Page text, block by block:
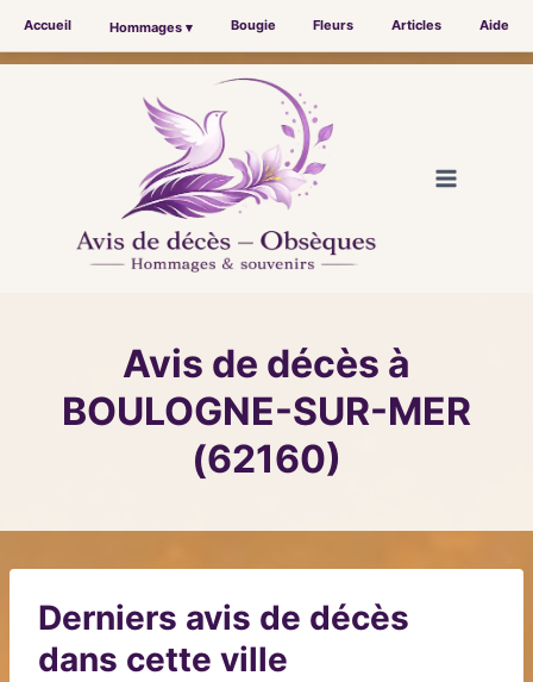
Accueil Hommages ▾ Bougie Fleurs Articles Aide
Avis de décès à
BOULOGNE-SUR-MER
(62160)
Derniers avis de décès
dans cette ville